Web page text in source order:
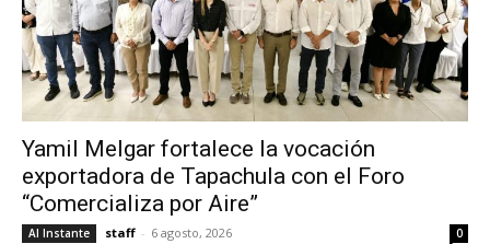
Yamil Melgar fortalece la vocación
exportadora de Tapachula con el Foro
“Comercializa por Aire”
Al Instante staff - 6 agosto, 2026 0